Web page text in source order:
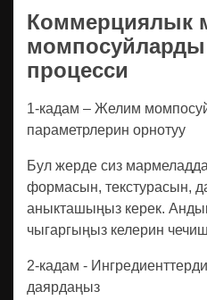
Коммерциялык
момпосуйларды
процесси
1-кадам – Желим
параметрлерин орнотуу
Бул жерде сиз
формасын, текстурасын,
аныкташыңыз керек.
чыгаргыңыз келерин
2-кадам -
даярдаңыз